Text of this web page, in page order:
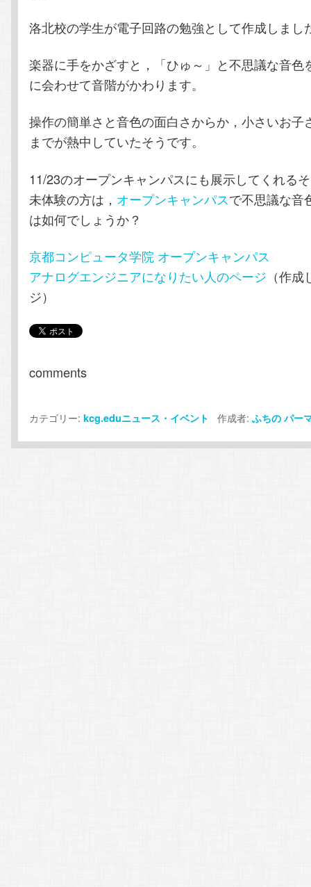
動
洛北校の学生が電子回路の勉強として作成しまし
楽器に手をかざすと，「ひゅ～」と不思議な音色
に会わせて音階がかわります。
操作の簡単さと音色の面白さからか，小さいお子
までが熱中していたそうです。
11/23のオープンキャンパスにも展示してくれる
未体験の方は， オープンキャンパスで不思議な音
は如何でしょうか？
京都コンピュータ学院 オープンキャンパス
アナログエンジニアになりたい人のページ （作
ジ）
comments
カテゴリー:kcg.eduニュース・イベント 作成者:ふちの パー